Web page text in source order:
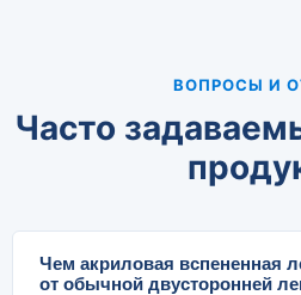
ВОПРОСЫ И
Часто
Чем акриловая вспененная
от обычной двусторонней